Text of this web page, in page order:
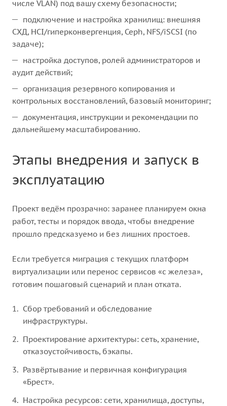
числе VLAN) под вашу схему безопасности;
подключение и настройка хранилищ: внешняя
СХД, HCI/гиперконвергенция, Ceph, NFS/iSCSI (по
задаче);
настройка доступов, ролей администраторов и
аудит действий;
организация резервного копирования и
контрольных восстановлений, базовый мониторинг;
документация, инструкции и рекомендации по
дальнейшему масштабированию.
Этапы внедрения и запуск в
эксплуатацию
Проект ведём прозрачно: заранее планируем окна
работ, тесты и порядок ввода, чтобы внедрение
прошло предсказуемо и без лишних простоев.
Если требуется миграция с текущих платформ
виртуализации или перенос сервисов «с железа»,
готовим пошаговый сценарий и план отката.
Сбор требований и обследование
инфраструктуры.
Проектирование архитектуры: сеть, хранение,
отказоустойчивость, бэкапы.
Развёртывание и первичная конфигурация
«Брест».
Настройка ресурсов: сети, хранилища, доступы,